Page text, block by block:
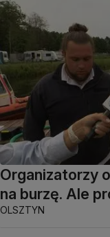
Organizatorzy
na burzę. Ale
OLSZTYN